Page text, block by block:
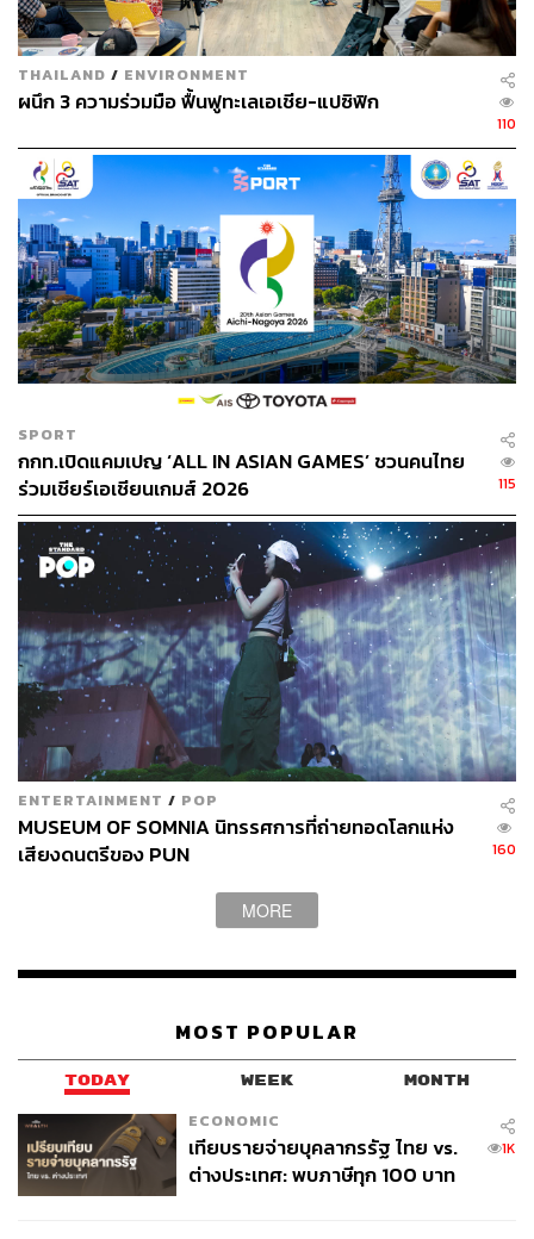
THAILAND / ENVIRONMENT
ผนึก 3 ความร่วมมือ ฟื้นฟูทะเลเอเชีย-แปซิฟิก
110
SPORT
กกท.เปิดแคมเปญ ‘ALL IN ASIAN GAMES’ ชวนคนไทย
ร่วมเชียร์เอเชียนเกมส์ 2026
115
ENTERTAINMENT / POP
MUSEUM OF SOMNIA นิทรรศการที่ถ่ายทอดโลกแห่ง
เสียงดนตรีของ PUN
160
MORE
MOST POPULAR
TODAY WEEK MONTH
ECONOMIC
เทียบรายจ่ายบุคลากรรัฐ ไทย vs.
ต่างประเทศ: พบภาษีทุก 100 บาท
1K